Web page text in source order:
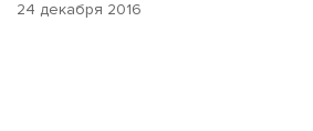
24 декабря 2016